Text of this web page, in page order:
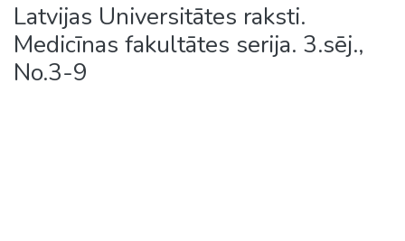
Latvijas Universitātes raksti.
Medicīnas fakultātes serija. 3.sēj.,
No.3-9